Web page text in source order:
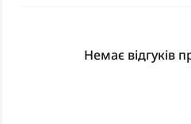
Немає відгуків